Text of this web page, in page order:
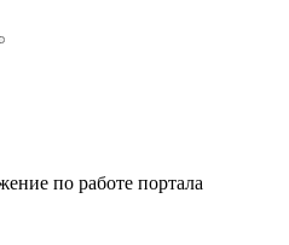
по работе портала